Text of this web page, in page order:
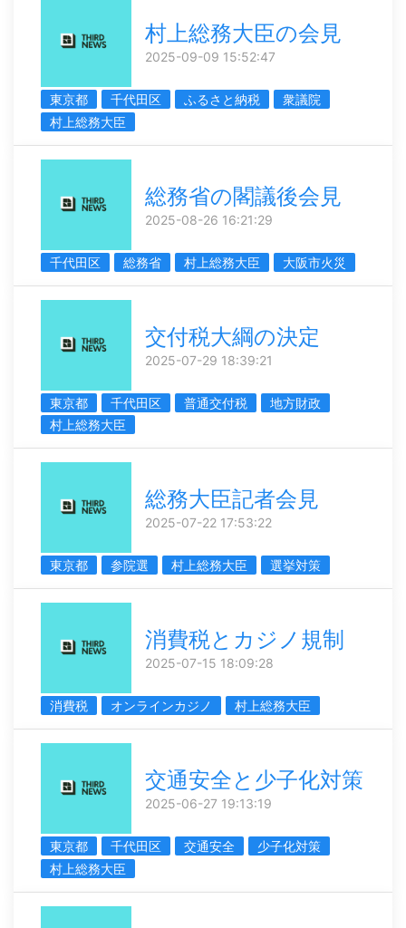
村上総務大臣の会見
2025-09-09 15:52:47
東京都 千代田区 ふるさと納税
衆議院
村上総務大臣
総務省の閣議後会見
2025-08-26 16:21:29
千代田区 総務省 村上総務大臣 大阪市火災
交付税大綱の決定
2025-07-29 18:39:21
東京都 千代田区 普通交付税
地方財政
村上総務大臣
総務大臣記者会見
2025-07-22 17:53:22
東京都 参院選 村上総務大臣 選挙対策
消費税とカジノ規制
2025-07-15 18:09:28
消費税 オンラインカジノ 村上総務大臣
交通安全と少子化対策
2025-06-27 19:13:19
東京都 千代田区 交通安全
少子化対策
村上総務大臣